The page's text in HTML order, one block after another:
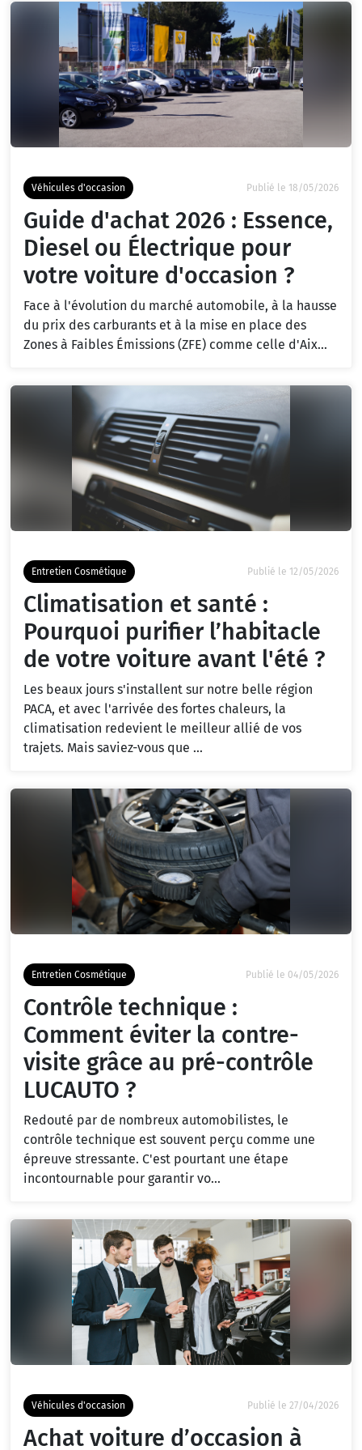
Véhicules d'occasion Publié le 18/05/2026
Guide d'achat 2026 : Essence,
Diesel ou Électrique pour
votre voiture d'occasion ?
Face à l'évolution du marché automobile, à la hausse
du prix des carburants et à la mise en place des
Zones à Faibles Émissions (ZFE) comme celle d'Aix...
Entretien Cosmétique Publié le 12/05/2026
Climatisation et santé :
Pourquoi purifier l’habitacle
de votre voiture avant l'été ?
Les beaux jours s'installent sur notre belle région
PACA, et avec l'arrivée des fortes chaleurs, la
climatisation redevient le meilleur allié de vos
trajets. Mais saviez-vous que ...
Entretien Cosmétique Publié le 04/05/2026
Contrôle technique :
Comment éviter la contre-
visite grâce au pré-contrôle
LUCAUTO ?
Redouté par de nombreux automobilistes, le
contrôle technique est souvent perçu comme une
épreuve stressante. C'est pourtant une étape
incontournable pour garantir vo...
Véhicules d'occasion Publié le 27/04/2026
Achat voiture d’occasion à